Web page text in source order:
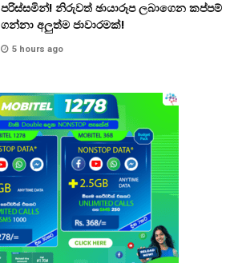
පරිස්සමින්! නිරුවත් ඡායාරූප ලබාගෙන කප්පම්
ගන්නා අලුත්ම ජාවාරමක්!
5 hours ago